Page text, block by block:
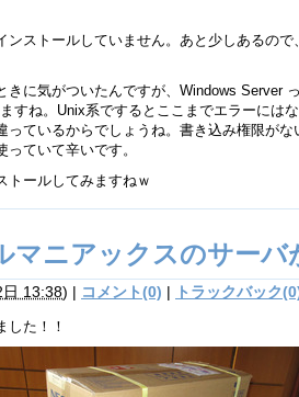
ンストールしていません。あと少しあるの
きに気がついたんですが、Windows Server
すね。Unix系でするとここまでエラーには
っているからでしょうね。書き込み権限が
ていて辛いです。
トールしてみますねｗ
マニアックスのサーバ
13:38) | コメント(0) | トラックバック
した！！